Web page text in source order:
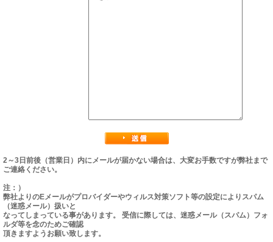
2～3日前後（営業日）内にメールが届かない場合は、大変お手数ですが弊社まで
ご連絡ください。
注：）
弊社よりのEメールがプロバイダーやウィルス対策ソフト等の設定によりスパム
（迷惑メール）扱いと
なってしまっている事があります。 受信に際しては、迷惑メール（スパム）フォ
ルダ等を念のためご確認
頂きますようお願い致します。